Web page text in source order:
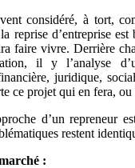
considéré, à tort,
reprise d’entreprise est
faire vivre. Derrière
il y l’analyse
juridique,
ce projet qui en fera, ou
d’un repreneur
restent
: